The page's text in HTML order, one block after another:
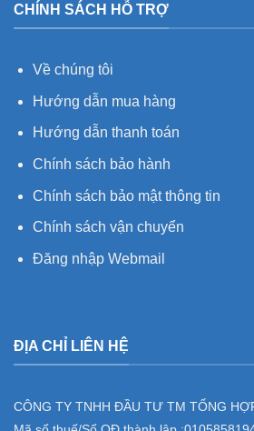
CHÍNH SÁCH HỖ TRỢ
Về chúng tôi
Hướng dẫn mua hàng
Hướng dẫn thanh toán
Chính sách bảo hành
Chính sách bảo mật thông tin
Chính sách vận chuyển
Đăng nhập Webmail
ĐỊA CHỈ LIÊN HỆ
CÔNG TY TNHH ĐẦU TƯ TM TỔNG